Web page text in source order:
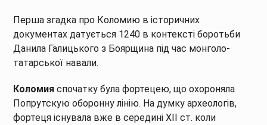
Перша згадка про Коломию в історичних
документах датується 1240 в контексті боротьби
Данила Галицького з Боярщина під час монголо-
татарської навали.
Коломия спочатку була фортецею, що охороняла
Попрутскую оборонну лінію. На думку археологів,
фортеця існувала вже в середині XII ст. коли